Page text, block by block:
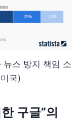
뉴스 방지 책임 소
국)
구글”의